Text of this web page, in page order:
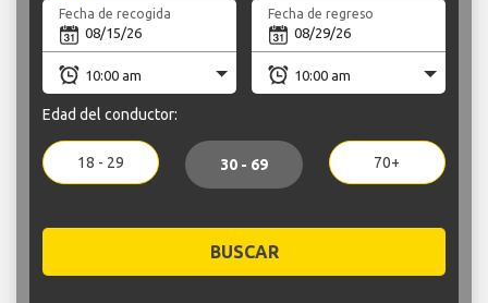
Fecha de recogida Fecha de regreso
Edad del conductor:
18 - 29 30 - 69 70+
BUSCAR